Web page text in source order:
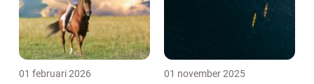
01 februari 2026 01 november 2025